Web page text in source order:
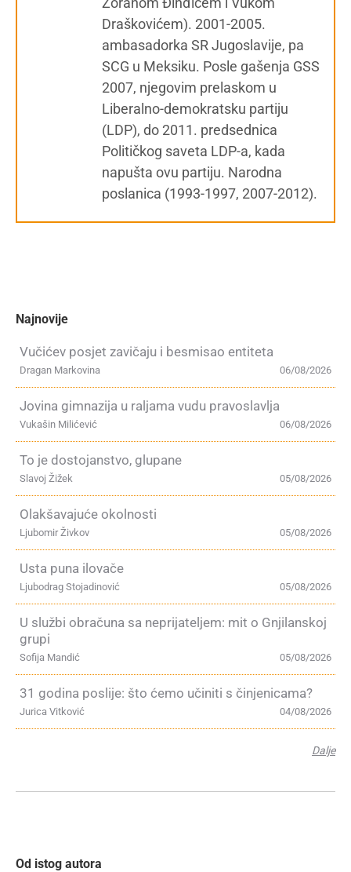
Draškovićem). 2001-2005.
ambasadorka SR Jugoslavije, pa
SCG u Meksiku. Posle gašenja GSS
2007, njegovim prelaskom u
Liberalno-demokratsku partiju
(LDP), do 2011. predsednica
Političkog saveta LDP-a, kada
napušta ovu partiju. Narodna
poslanica (1993-1997, 2007-2012).
Najnovije
Vučićev posjet zavičaju i besmisao entiteta
06/08/2026
Dragan Markovina
Jovina gimnazija u raljama vudu pravoslavlja
06/08/2026
Vukašin Milićević
To je dostojanstvo, glupane
05/08/2026
Slavoj Žižek
Olakšavajuće okolnosti
05/08/2026
Ljubomir Živkov
Usta puna ilovače
05/08/2026
Ljubodrag Stojadinović
U službi obračuna sa neprijateljem: mit o Gnjilanskoj
grupi
05/08/2026
Sofija Mandić
31 godina poslije: što ćemo učiniti s činjenicama?
04/08/2026
Jurica Vitković
Dalje
Od istog autora